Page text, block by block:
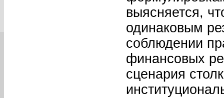
выясняется,
одинаковым
соблюдении
финансовых
сценария